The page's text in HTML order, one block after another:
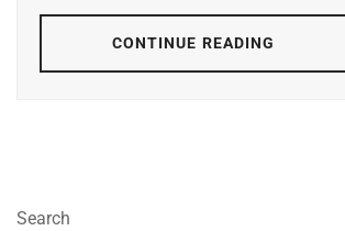
CONTINUE READING
Search